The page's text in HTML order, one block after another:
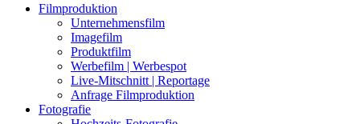
Filmproduktion
Unternehmensfilm
Imagefilm
Produktfilm
Werbefilm | Werbespot
Live-Mitschnitt | Reportage
Anfrage Filmproduktion
Fotografie